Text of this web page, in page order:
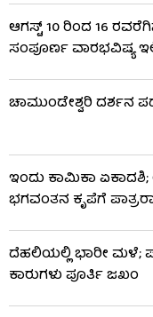
ಆಗಸ್ಟ್ 10 ರಿಂದ 16
ಸಂಪೂರ್ಣ ವಾರಭವಿಷ್ಯ
ಚಾಮುಂಡೇಶ್ವರಿ ದರ್ಶನ
ಇಂದು ಕಾಮಿಕಾ
ಭಗವಂತನ ಕೃಪೆಗೆ
ದೆಹಲಿಯಲ್ಲಿ ಭಾರೀ ಮಳೆ;
ಕಾರುಗಳು ಪೂರ್ತಿ ಜಖಂ